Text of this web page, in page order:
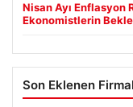
Nisan Ayı Enflasyon
Ekonomistlerin
Son Eklenen